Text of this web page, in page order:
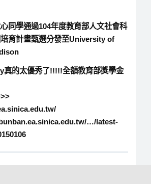
同學通過104年度教育部人文社會科
育計畫甄選分發至University of
真的太優秀了!!!!!全額教育部獎學金
…/latest-